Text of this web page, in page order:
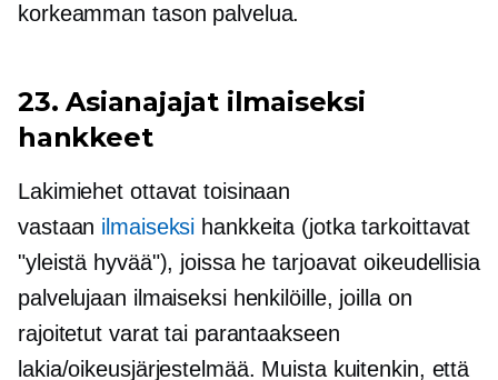
korkeamman tason palvelua.
23. Asianajajat ilmaiseksi
hankkeet
Lakimiehet ottavat toisinaan
vastaan ilmaiseksi hankkeita (jotka tarkoittavat
"yleistä hyvää"), joissa he tarjoavat oikeudellisia
palvelujaan ilmaiseksi henkilöille, joilla on
rajoitetut varat tai parantaakseen
lakia/oikeusjärjestelmää. Muista kuitenkin, että